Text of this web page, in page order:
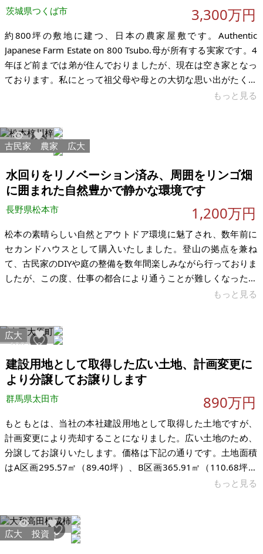
茨城県つくば市 3,300万円
約800坪の敷地に建つ、日本の農家屋敷です。Authentic
Japanese Farm Estate on 800 Tsubo.母が所有する実家です。4
年ほど前までは弟が住んでおりましたが、現在は空き家となっ
ております。私にとって祖父母や母との大切な思い出がたくさ
ん詰まった家です。壊してしまうのは心苦しく、この家を大切
には母屋・納屋・蔵・牛舎・車庫など複数の建物があります。
裏山も所有しており、そちらも一緒にお譲りしたいと考えてお
ります。現在は数年間空き家のため、庭には雑草が
もっと見る
4271 60
古民家 農家 広大
水回りをリノベーション済み、周囲をリンゴ畑
に囲まれた自然豊かで静かな環境です
長野県松本市 1,200万円
松本の素晴らしい自然とアウトドア環境に魅了され、数年前に
セカンドハウスとして購入いたしました。登山の拠点を兼ね
て、古民家のDIYや庭の整備を数年間楽しみながら行っておりま
したが、この度、仕事の都合により通うことが難しくなったた
す。昨秋から手入れをしていないため、お庭や駐車場まわりの
損があるため、こちらは修理が必要となります。それ以外は大
きな問題もなく、少しの手入れで
もっと見る
1087 3
広大
建設用地として取得した広い土地、計画変更に
より分譲してお譲りします
群馬県太田市 890万円
もともとは、当社の本社建設用地として取得した土地ですが、
計画変更により売却することになりました。広い土地のため、
分譲してお譲りいたします。価格は下記の通りです。土地面積
はA区画295.57㎡（89.40坪）、B区画365.91㎡（110.68坪）
です。売却時期は、できるだけ早めを希望しております。 周囲
築計画を進めやすい状態です。建築条件はありませんので、お
好きな住宅メーカー・工務店で建築していただけます。 小学校
もっと見る
5963 41
広大 投資